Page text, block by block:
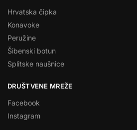
Hrvatska čipka
Konavoke
Peružine
Šibenski botun
Splitske naušnice
DRUŠTVENE MREŽE
Facebook
Instagram